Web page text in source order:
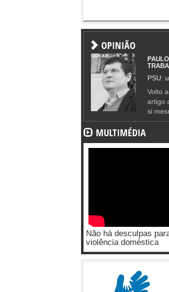
OPINIÃO
PSU:
Volto
artigo
si
MULTIMÉDIA
Não há desculpas
violência doméstica